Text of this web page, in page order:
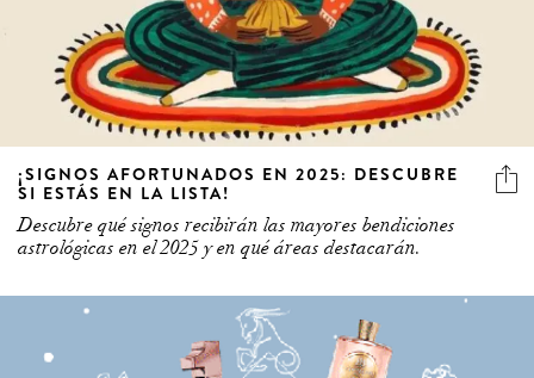
¡SIGNOS AFORTUNADOS EN 2025: DESCUBRE
SI ESTÁS EN LA LISTA!
Descubre qué signos recibirán las mayores bendiciones
astrológicas en el 2025 y en qué áreas destacarán.